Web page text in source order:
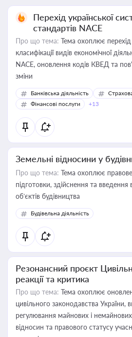
Перехід української
стандартів NACE
Про що тема: Тема охоплює перехід
класифікації видів економічної
NACE, оновлення кодів КВЕД та
зміни
Банківська діяльність
Фінансові послуги
+13
Земельні відносини у
Про що тема: Тема охоплює
підготовки, здійснення та введення
об’єктів будівництва
Будівельна діяльність
Резонансний проєкт
реакції та критика
Про що тема: Тема охоплює
цивільного законодавства
регулювання майнових і
відносин та правового статусу